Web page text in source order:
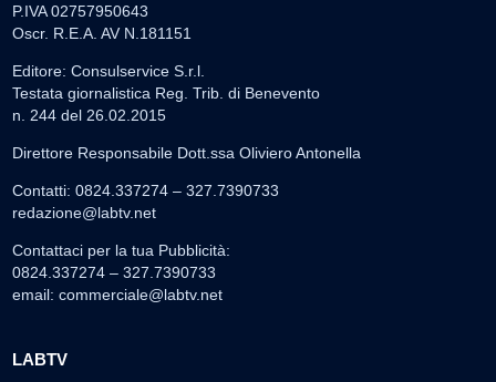
P.IVA 02757950643
Oscr. R.E.A. AV N.181151
Editore: Consulservice S.r.l.
Testata giornalistica Reg. Trib. di Benevento
n. 244 del 26.02.2015
Direttore Responsabile Dott.ssa Oliviero Antonella
Contatti: 0824.337274 – 327.7390733
redazione@labtv.net
Contattaci per la tua Pubblicità:
0824.337274 – 327.7390733
email: commerciale@labtv.net
LABTV